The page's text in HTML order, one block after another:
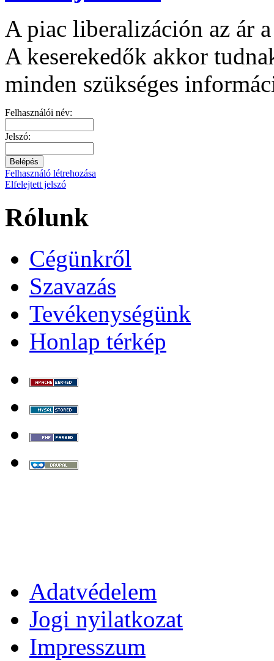
A piac liberalizáción az ár
A keserekedők akkor
minden szükséges
Felhasználói név:
Jelszó:
Felhasználó létrehozása
Elfelejtett jelszó
Rólunk
Cégünkről
Szavazás
Tevékenységünk
Honlap térkép
Adatvédelem
Jogi nyilatkozat
Impresszum